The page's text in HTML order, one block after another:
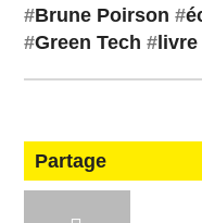
#Brune Poirson #
#Green Tech #livre
Partage